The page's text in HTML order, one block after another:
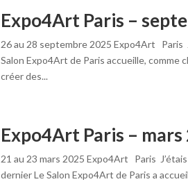
Expo4Art Paris –
26 au 28 septembre 2025 Expo4Art Paris
Salon Expo4Art de Paris accueille,
créer des...
Expo4Art Paris – mars
21 au 23 mars 2025 Expo4Art Paris
dernier Le Salon Expo4Art de Paris a